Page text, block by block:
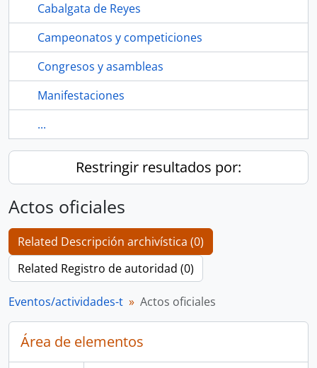
Cabalgata de Reyes
Campeonatos y competiciones
Congresos y asambleas
Manifestaciones
...
Restringir resultados por:
Actos oficiales
Related Descripción archivística (0)
Related Registro de autoridad (0)
Eventos/actividades-t Actos oficiales
Área de elementos